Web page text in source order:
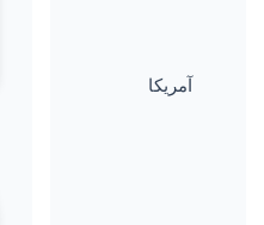
آمریکا